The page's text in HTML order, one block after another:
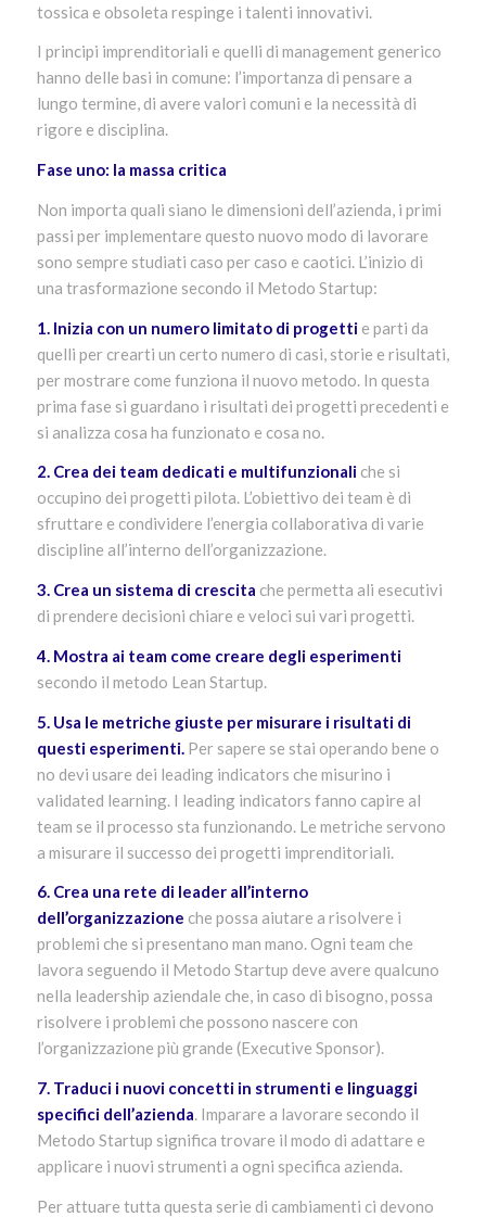
tossica e obsoleta respinge i talenti innovativi.
I principi imprenditoriali e quelli di management generico
hanno delle basi in comune: l’importanza di pensare a
lungo termine, di avere valori comuni e la necessità di
rigore e disciplina.
Fase uno: la massa critica
Non importa quali siano le dimensioni dell’azienda, i primi
passi per implementare questo nuovo modo di lavorare
sono sempre studiati caso per caso e caotici. L’inizio di
una trasformazione secondo il Metodo Startup:
1. Inizia con un numero limitato di progettie parti da
quelli per crearti un certo numero di casi, storie e risultati,
per mostrare come funziona il nuovo metodo. In questa
prima fase si guardano i risultati dei progetti precedenti e
si analizza cosa ha funzionato e cosa no.
2. Crea dei team dedicati e multifunzionaliche si
occupino dei progetti pilota. L’obiettivo dei team è di
sfruttare e condividere l’energia collaborativa di varie
discipline all’interno dell’organizzazione.
3. Crea un sistema di crescita che permetta ali esecutivi
di prendere decisioni chiare e veloci sui vari progetti.
4. Mostra ai team come creare degli esperimenti
secondo il metodo Lean Startup.
5. Usa le metriche giuste per misurare i risultati di
questi esperimenti. Per sapere se stai operando bene o
no devi usare dei leading indicators che misurino i
validated learning. I leading indicators fanno capire al
team se il processo sta funzionando. Le metriche servono
a misurare il successo dei progetti imprenditoriali.
6. Crea una rete di leader all’interno
dell’organizzazione che possa aiutare a risolvere i
problemi che si presentano man mano. Ogni team che
lavora seguendo il Metodo Startup deve avere qualcuno
nella leadership aziendale che, in caso di bisogno, possa
risolvere i problemi che possono nascere con
l’organizzazione più grande (Executive Sponsor).
7. Traduci i nuovi concetti in strumenti e linguaggi
specifici dell’azienda. Imparare a lavorare secondo il
Metodo Startup significa trovare il modo di adattare e
applicare i nuovi strumenti a ogni specifica azienda.
Per attuare tutta questa serie di cambiamenti ci devono